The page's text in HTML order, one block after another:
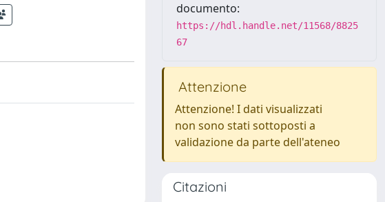
documento:
https://hdl.handle.net/11568/8825
67
Attenzione
Attenzione! I dati visualizzati
non sono stati sottoposti a
validazione da parte dell'ateneo
Citazioni